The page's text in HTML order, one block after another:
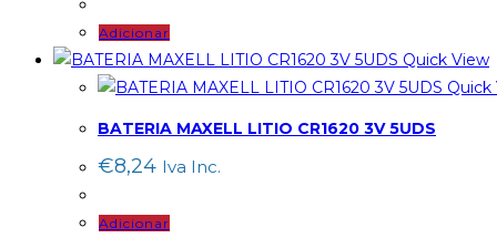
Adicionar
Quick View
Quick
BATERIA MAXELL LITIO CR1620 3V 5UDS
€8,24 Iva Inc.
Adicionar